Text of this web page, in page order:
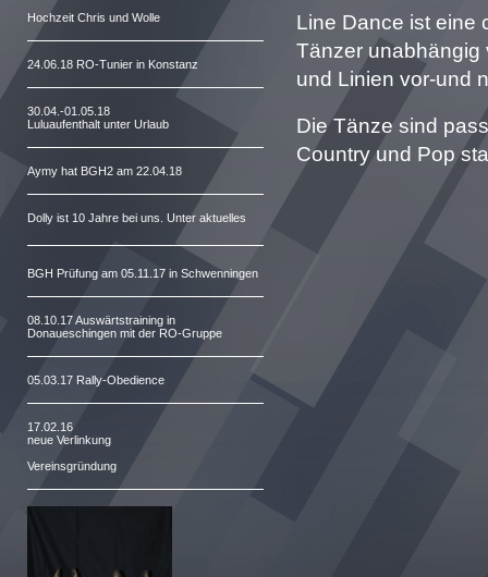
Line Dance ist eine
Tänzer unabhängig
und Linien vor-und
Die Tänze sind
Country und Pop
Hochzeit Chris und Wolle
24.06.18 RO-Tunier in Konstanz
30.04.-01.05.18
Luluaufenthalt unter Urlaub
Aymy hat BGH2 am 22.04.18
Dolly ist 10 Jahre bei uns. Unter aktuelles
BGH Prüfung am 05.11.17 in Schwenningen
08.10.17 Auswärtstraining in
Donaueschingen mit der RO-Gruppe
05.03.17 Rally-Obedience
17.02.16
neue Verlinkung
Vereinsgründung